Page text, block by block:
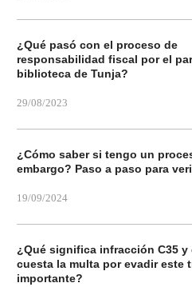
¿Qué pasó con el proceso de
responsabilidad fiscal por el
biblioteca de Tunja?
29/08/2023
¿Cómo saber si tengo un
embargo? Paso a paso para
19/09/2024
¿Qué significa infracción C35 y
cuesta la multa por evadir este
importante?